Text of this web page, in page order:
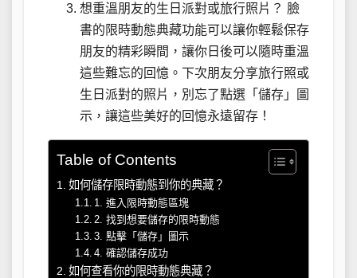
想重溫朋友的生日派對或旅行照片？ 臉
書的限時動態典藏功能可以讓你輕鬆保存
朋友的精彩瞬間，讓你日後可以隨時重溫
這些難忘的回憶。下次朋友分享旅行照或
生日派對的照片，別忘了點選「儲存」圖
示，讓這些美好的回憶永遠留存！
Table of Contents
如何儲存限時動態到你的典藏？
1. 進入限時動態區塊
2. 找到想要儲存的限時動態
3. 點擊「儲存」圖示
4. 確認儲存成功
如何查看你的限時動態典藏？